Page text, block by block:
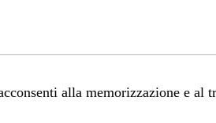
alla memorizzazione e al